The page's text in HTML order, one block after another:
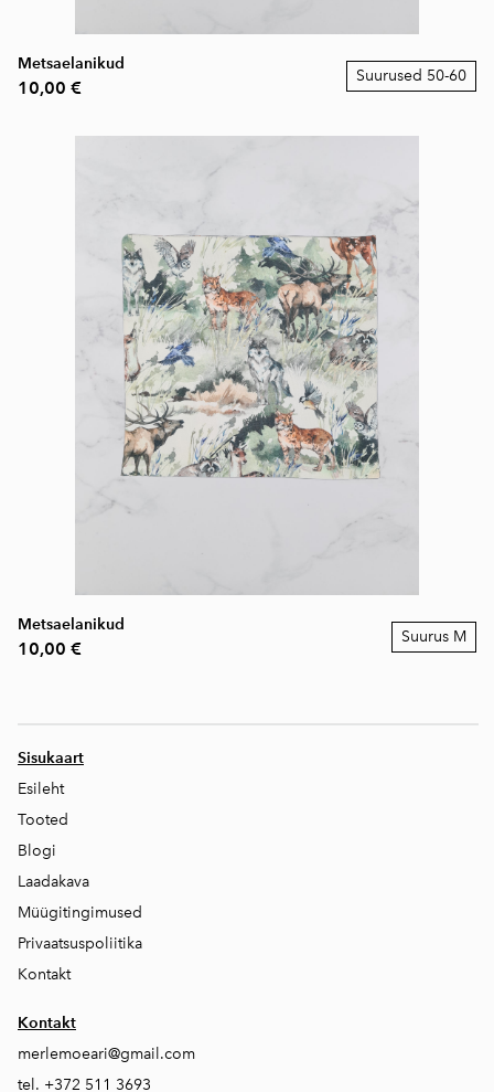
Metsaelanikud
10,00 €
Suurused 50-60
Metsaelanikud
10,00 €
Suurus M
Sisukaart
Esileht
Tooted
Blogi
Laadakava
Müügitingimused
Privaatsuspoliitika
Kontakt
Kontakt
merlemoeari@gmail.com
tel. +372 511 3693